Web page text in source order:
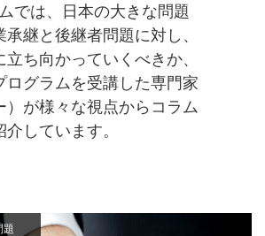
では、日本の大きな問題
承継と後継者問題に対し、
立ち向かっていくべきか、
ログラムを受講した専門家
）が様々な視点からコラム
しています。
題